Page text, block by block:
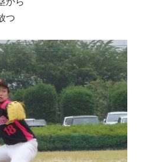
つ